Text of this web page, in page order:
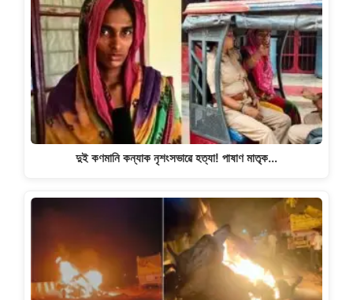
দুই কণমানি কন্যাক নৃশংসভাৱে হত্যা! পাষাণ মাতৃক…